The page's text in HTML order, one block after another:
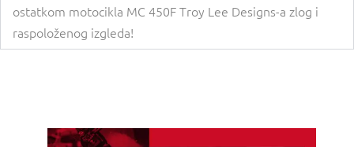
ostatkom motocikla MC 450F Troy Lee Designs-a zlog i
raspoloženog izgleda!